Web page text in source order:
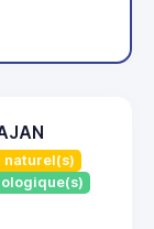
naturel(s)